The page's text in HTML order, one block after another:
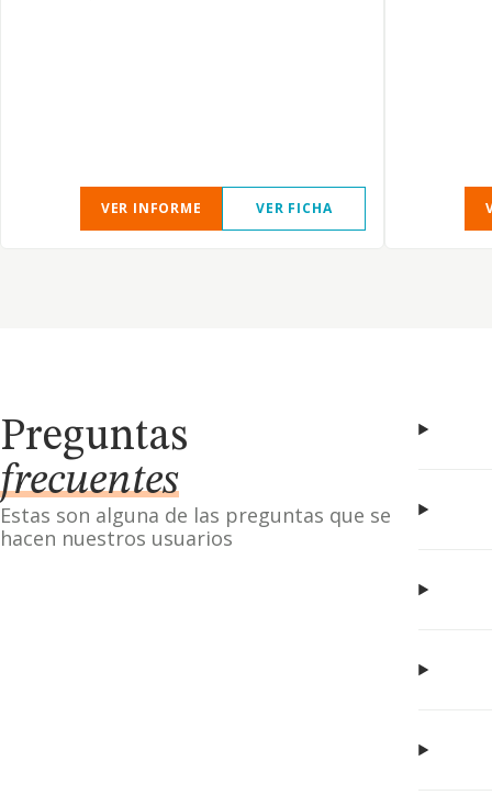
VER INFORME VER FICHA
Preguntas
frecuentes
Estas son alguna de las preguntas que se
hacen nuestros usuarios